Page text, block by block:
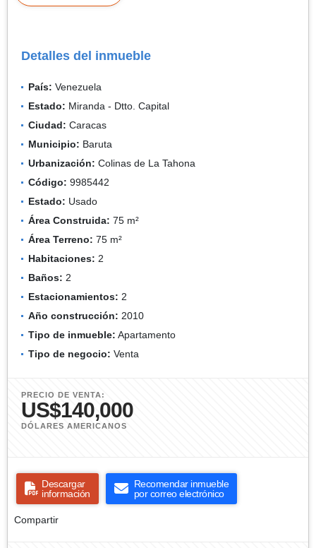
Detalles del inmueble
País: Venezuela
Estado: Miranda - Dtto. Capital
Ciudad: Caracas
Municipio: Baruta
Urbanización: Colinas de La Tahona
Código: 9985442
Estado: Usado
Área Construida: 75 m²
Área Terreno: 75 m²
Habitaciones: 2
Baños: 2
Estacionamientos: 2
Año construcción: 2010
Tipo de inmueble: Apartamento
Tipo de negocio: Venta
PRECIO DE VENTA:
US$140,000
DÓLARES AMERICANOS
Descargar
información
Recomendar inmueble
por correo electrónico
Compartir